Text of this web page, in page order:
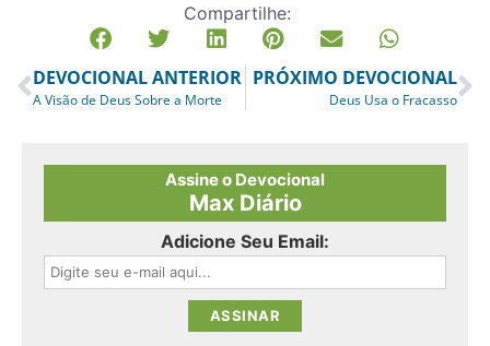
Compartilhe:
DEVOCIONAL ANTERIOR
A Visão de Deus Sobre a Morte
PRÓXIMO DEVOCIONAL
Deus Usa o Fracasso
Assine o Devocional
Max Diário
Adicione Seu Email: